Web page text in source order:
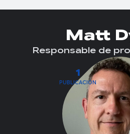
1
PUBLICACIÓN
Matt
Responsable de